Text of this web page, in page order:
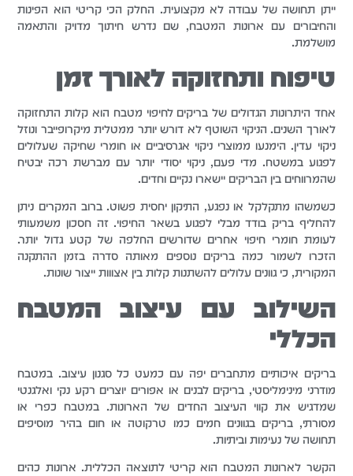
ייתן תחושה של עבודה לא מקצועית. החלק הכי קריטי הוא הפינות
והחיבורים עם ארונות המטבח, שם נדרש חיתוך מדויק והתאמה
מושלמת.
טיפוח ותחזוקה לאורך זמן
אחד היתרונות הגדולים של בריקים לחיפוי מטבח הוא קלות התחזוקה
לאורך השנים. הניקוי השוטף לא דורש יותר ממטלית מיקרופייבר ונוזל
ניקוי עדין. הימנעו ממוצרי ניקוי אגרסיביים או חומרי שחיקה שעלולים
לפגוע במשטח. מדי פעם, ניקוי יסודי יותר עם מברשת רכה יבטיח
שהמרווחים בין הבריקים יישארו נקיים וחדים.
כשמשהו מתקלקל או נפגע, התיקון יחסית פשוט. ברוב המקרים ניתן
להחליף בריק בודד מבלי לפגוע בשאר החיפוי. זה חסכון משמעותי
לעומת חומרי חיפוי אחרים שדורשים החלפה של קטע גדול יותר.
הזכרו לשמור כמה בריקים נוספים מאותה סדרה בזמן ההתקנה
המקורית, כי גוונים עלולים להשתנות קלות בין אצווות ייצור שונות.
השילוב עם עיצוב המטבח
הכללי
בריקים איכותיים מתחברים יפה עם כמעט כל סגנון עיצוב. במטבח
מודרני מינימליסטי, בריקים לבנים או אפורים יוצרים רקע נקי ואלגנטי
שמדגיש את קווי העיצוב החדים של הארונות. במטבח כפרי או
מסורתי, בריקים בגוונים חמים כמו טרקוטה או חום בהיר מוסיפים
תחושה של נעימות וביתיות.
הקשר לארונות המטבח הוא קריטי לתוצאה הכללית. ארונות כהים